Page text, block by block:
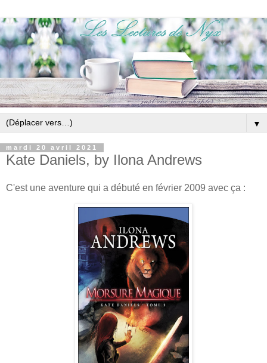
▼
mardi 20 avril 2021
Kate Daniels, by Ilona Andrews
C'est une aventure qui a débuté en février 2009 avec ça :